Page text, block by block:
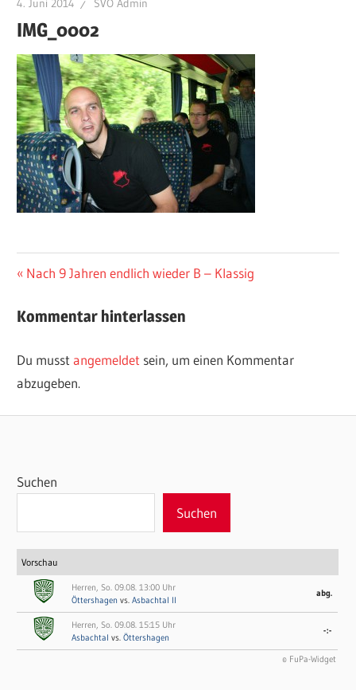
4. Juni 2014 SVÖ Admin
IMG_0002
Beitragsnavigation
Vorheriger
Nach 9 Jahren endlich wieder B – Klassig
Kommentar hinterlassen
Du musstangemeldet sein, um einen Kommentar
abzugeben.
Suchen
Suchen
Vorschau
Herren, So. 09.08. 13:00 Uhr
Öttershagenvs.Asbachtal II
abg.
Herren, So. 09.08. 15:15 Uhr
Asbachtal vs.Öttershagen
-:-
© FuPa-Widget